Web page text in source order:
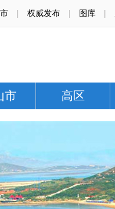
| 权威发布 | 图库 |
市 高区